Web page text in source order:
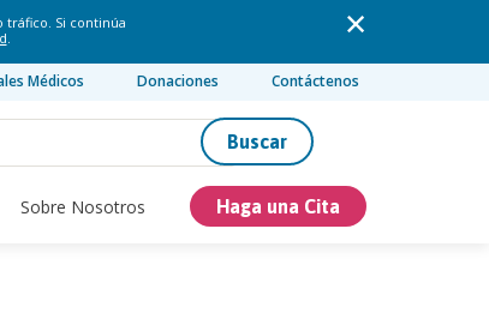
tráfico. Si continúa
.
Médicos Donaciones Contáctenos
Buscar
Sobre Nosotros Haga una Cita